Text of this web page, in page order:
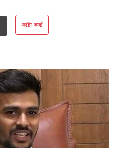
ফটো কার্ড